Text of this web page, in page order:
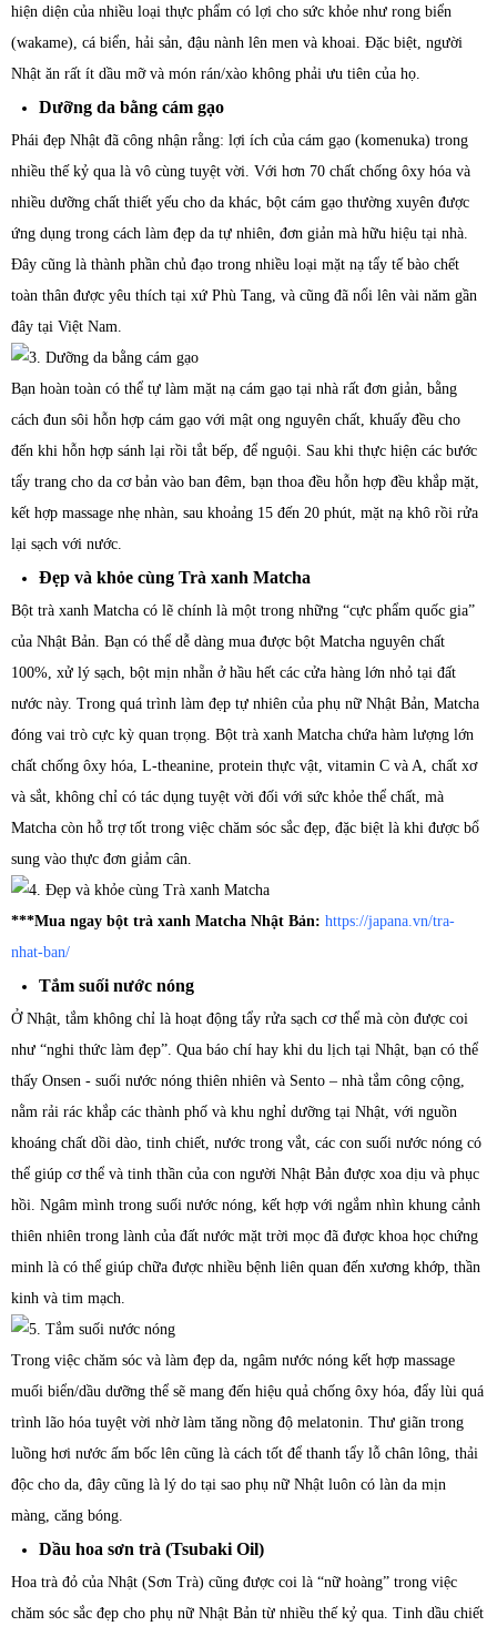
hiện diện của nhiều loại thực phẩm có lợi cho sức khỏe như rong biển
(wakame), cá biển, hải sản, đậu nành lên men và khoai. Đặc biệt, người
Nhật ăn rất ít dầu mỡ và món rán/xào không phải ưu tiên của họ.
Dưỡng da bằng cám gạo
Phái đẹp Nhật đã công nhận rằng: lợi ích của cám gạo (komenuka) trong
nhiều thế kỷ qua là vô cùng tuyệt vời. Với hơn 70 chất chống ôxy hóa và
nhiều dưỡng chất thiết yếu cho da khác, bột cám gạo thường xuyên được
ứng dụng trong cách làm đẹp da tự nhiên, đơn giản mà hữu hiệu tại nhà.
Đây cũng là thành phần chủ đạo trong nhiều loại mặt nạ tẩy tế bào chết
toàn thân được yêu thích tại xứ Phù Tang, và cũng đã nổi lên vài năm gần
đây tại Việt Nam.
Bạn hoàn toàn có thể tự làm mặt nạ cám gạo tại nhà rất đơn giản, bằng
cách đun sôi hỗn hợp cám gạo với mật ong nguyên chất, khuấy đều cho
đến khi hỗn hợp sánh lại rồi tắt bếp, để nguội. Sau khi thực hiện các bước
tẩy trang cho da cơ bản vào ban đêm, bạn thoa đều hỗn hợp đều khắp mặt,
kết hợp massage nhẹ nhàn, sau khoảng 15 đến 20 phút, mặt nạ khô rồi rửa
lại sạch với nước.
Đẹp và khỏe cùng Trà xanh Matcha
Bột trà xanh Matcha có lẽ chính là một trong những “cực phẩm quốc gia”
của Nhật Bản. Bạn có thể dễ dàng mua được bột Matcha nguyên chất
100%, xử lý sạch, bột mịn nhẵn ở hầu hết các cửa hàng lớn nhỏ tại đất
nước này. Trong quá trình làm đẹp tự nhiên của phụ nữ Nhật Bản, Matcha
đóng vai trò cực kỳ quan trọng. Bột trà xanh Matcha chứa hàm lượng lớn
chất chống ôxy hóa, L-theanine, protein thực vật, vitamin C và A, chất xơ
và sắt, không chỉ có tác dụng tuyệt vời đối với sức khỏe thể chất, mà
Matcha còn hỗ trợ tốt trong việc chăm sóc sắc đẹp, đặc biệt là khi được bổ
sung vào thực đơn giảm cân.
***Mua ngay bột trà xanh Matcha Nhật Bản: https://japana.vn/tra-
nhat-ban/
Tắm suối nước nóng
Ở Nhật, tắm không chỉ là hoạt động tẩy rửa sạch cơ thể mà còn được coi
như “nghi thức làm đẹp”. Qua báo chí hay khi du lịch tại Nhật, bạn có thể
thấy Onsen - suối nước nóng thiên nhiên và Sento – nhà tắm công cộng,
nằm rải rác khắp các thành phố và khu nghỉ dưỡng tại Nhật, với nguồn
khoáng chất dồi dào, tinh chiết, nước trong vắt, các con suối nước nóng có
thể giúp cơ thể và tinh thần của con người Nhật Bản được xoa dịu và phục
hồi. Ngâm mình trong suối nước nóng, kết hợp với ngắm nhìn khung cảnh
thiên nhiên trong lành của đất nước mặt trời mọc đã được khoa học chứng
minh là có thể giúp chữa được nhiều bệnh liên quan đến xương khớp, thần
kinh và tim mạch.
Trong việc chăm sóc và làm đẹp da, ngâm nước nóng kết hợp massage
muối biển/dầu dưỡng thể sẽ mang đến hiệu quả chống ôxy hóa, đẩy lùi quá
trình lão hóa tuyệt vời nhờ làm tăng nồng độ melatonin. Thư giãn trong
luồng hơi nước ấm bốc lên cũng là cách tốt để thanh tẩy lỗ chân lông, thải
độc cho da, đây cũng là lý do tại sao phụ nữ Nhật luôn có làn da mịn
màng, căng bóng.
Dầu hoa sơn trà (Tsubaki Oil)
Hoa trà đỏ của Nhật (Sơn Trà) cũng được coi là “nữ hoàng” trong việc
chăm sóc sắc đẹp cho phụ nữ Nhật Bản từ nhiều thế kỷ qua. Tinh dầu chiết